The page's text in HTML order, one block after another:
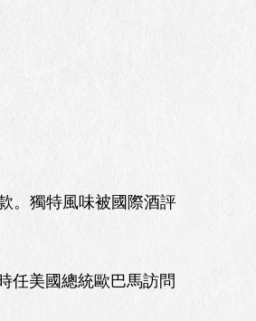
。獨特風味被國際酒評
任美國總統歐巴馬訪問